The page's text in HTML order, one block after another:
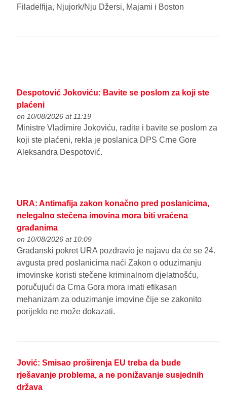
Filadelfija, Njujork/Nju Džersi, Majami i Boston
Despotović Jokoviću: Bavite se poslom za koji ste
plaćeni
on 10/08/2026 at 11:19
Ministre Vladimire Jokoviću, radite i bavite se poslom za
koji ste plaćeni, rekla je poslanica DPS Crne Gore
Aleksandra Despotović.
URA: Antimafija zakon konačno pred poslanicima,
nelegalno stečena imovina mora biti vraćena
građanima
on 10/08/2026 at 10:09
Građanski pokret URA pozdravio je najavu da će se 24.
avgusta pred poslanicima naći Zakon o oduzimanju
imovinske koristi stečene kriminalnom djelatnošću,
poručujući da Crna Gora mora imati efikasan
mehanizam za oduzimanje imovine čije se zakonito
porijeklo ne može dokazati.
Jović: Smisao proširenja EU treba da bude
rješavanje problema, a ne ponižavanje susjednih
država